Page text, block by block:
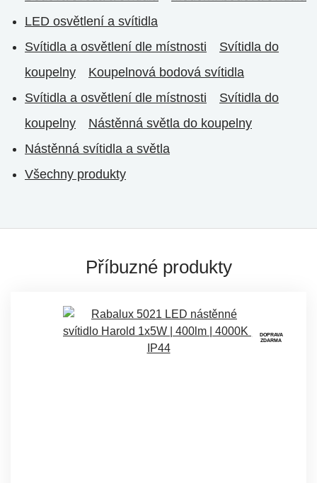
LED osvětlení a svítidla
Svítidla a osvětlení dle místnosti
Svítidla do
koupelny
Koupelnová bodová svítidla
Svítidla a osvětlení dle místnosti
Svítidla do
koupelny
Nástěnná světla do koupelny
Nástěnná svítidla a světla
Všechny produkty
Příbuzné produkty
DOPRAVA
ZDARMA